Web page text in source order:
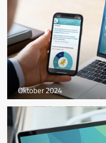
Oktober 2024